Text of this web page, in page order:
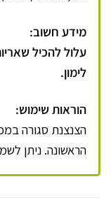
מידע חשוב:
עלול להכיל
לימון.
הוראות שימוש:
הצנצנת סגורה
הראשונה. ניתן